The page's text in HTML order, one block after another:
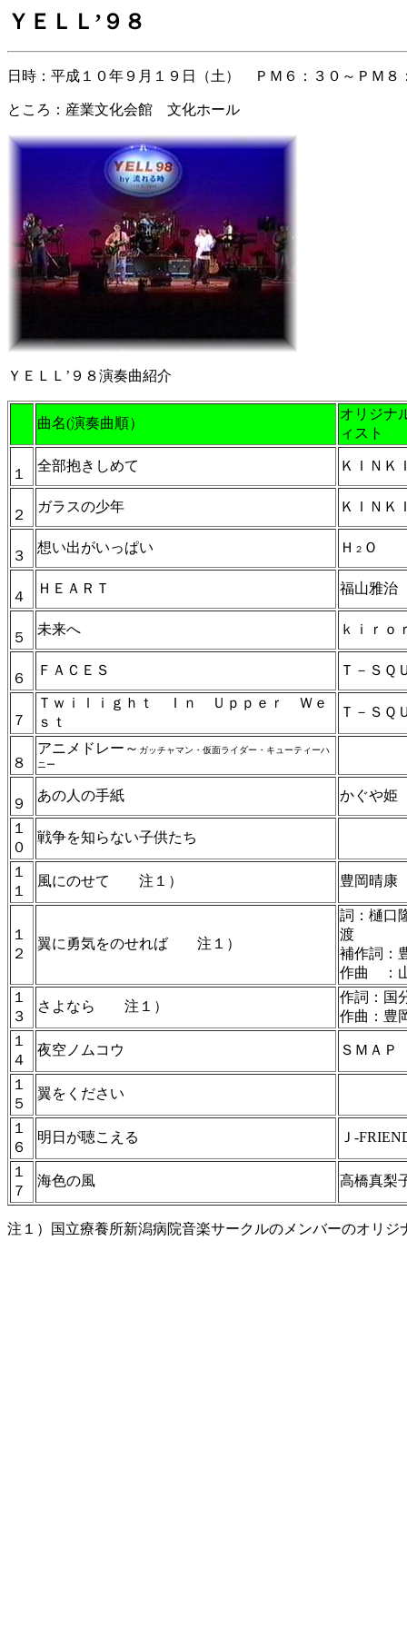
ＹＥＬＬ’９８
日時：平成１０年９月１９日（土） ＰＭ６：３０～ＰＭ８
ところ：産業文化会館 文化ホール
ＹＥＬＬ’９８演奏曲紹介
曲名(演奏曲順）
オリジナ
ィスト
１
全部抱きしめて ＫＩＮＫ
２
ガラスの少年 ＫＩＮＫ
３
想い出がいっぱい Ｈ ２ Ｏ
４
ＨＥＡＲＴ 福山雅治
５
未来へ ｋｉｒｏ
６
ＦＡＣＥＳ Ｔ－ＳＱ
７
Ｔｗｉｌｉｇｈｔ Ｉｎ Ｕｐｐｅｒ Ｗｅ
ｓｔ
Ｔ－ＳＱ
８
アニメドレー～ ガッチャマン・仮面ライダー・キューティーハ
ニー
９
あの人の手紙 かぐや姫
１
０
戦争を知らない子供たち
１
１
風にのせて 注１） 豊岡晴康
１
２
翼に勇気をのせれば 注１）
詞：樋
渡
補作詞：
作曲 ：
１
３
さよなら 注１）
作詞：
作曲：
１
４
夜空ノムコウ ＳＭＡＰ
１
５
翼をください
１
６
明日が聴こえる Ｊ-
１
７
海色の風 高橋真梨
注１）国立療養所新潟病院音楽サークルのメンバーのオリジ